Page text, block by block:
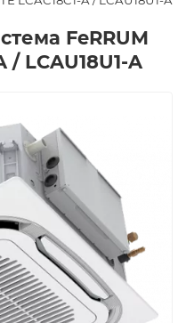
FeRRUM
/ LCAU18U1-A